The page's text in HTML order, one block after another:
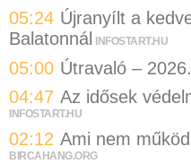
05:24 Újranyílt a
Balatonnál
INFOSTART.HU
05:00 Útravaló –
04:47 Az idősek
INFOSTART.HU
02:12 Ami nem
BIRCAHANG.ORG